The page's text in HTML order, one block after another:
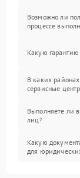
Возможно ли
процессе
Какую гарантию
В каких
сервисные
Выполняете ли
лиц?
Какую
для